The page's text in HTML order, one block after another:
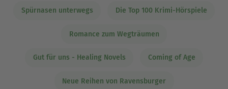
Spürnasen unterwegs Die Top 100 Krimi-Hörspiele
Romance zum Wegträumen
Gut für uns - Healing Novels Coming of Age
Neue Reihen von Ravensburger